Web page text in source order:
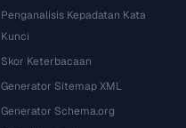
Penganalisis Kepadatan Kata
Kunci
Skor Keterbacaan
Generator Sitemap XML
Generator Schema.org